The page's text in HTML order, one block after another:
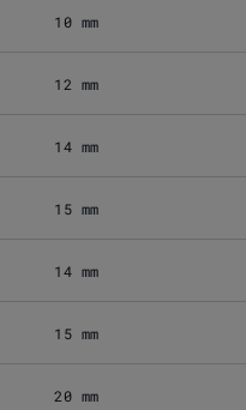
10 mm
12 mm
14 mm
15 mm
14 mm
15 mm
20 mm